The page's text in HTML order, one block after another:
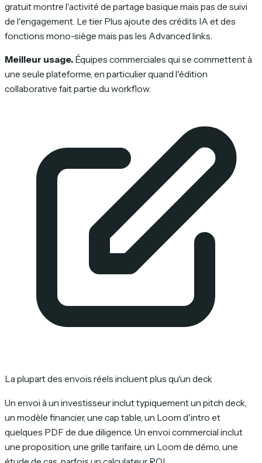
gratuit montre l'activité de partage basique mais pas de suivi
de l'engagement. Le tier Plus ajoute des crédits IA et des
fonctions mono-siège mais pas les Advanced links.
Meilleur usage. Équipes commerciales qui se commettent à
une seule plateforme, en particulier quand l'édition
collaborative fait partie du workflow.
La plupart des envois réels incluent plus qu'un deck
Un envoi à un investisseur inclut typiquement un pitch deck,
un modèle financier, une cap table, un Loom d'intro et
quelques PDF de due diligence. Un envoi commercial inclut
une proposition, une grille tarifaire, un Loom de démo, une